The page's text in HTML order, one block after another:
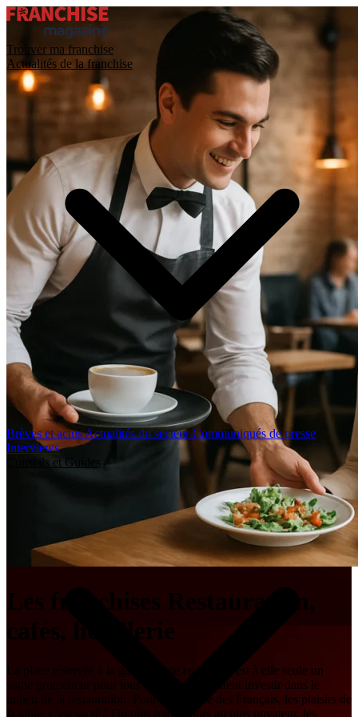
Trouver ma franchise
Actualités de la franchise
Brèves et actusActualités du secteurCommuniqués de presse
Interviews
Conseils et Guides
Les franchises Restauration,
cafés, hôtellerie
La place réservée à la gastronomie en France est à elle seule un
signe prometteur pour tous ceux qui souhaitent investir dans le
milieu de la restauration. Pour la majorité des Français, les plaisirs de
la table, c’est sacré ! Du plus traditionnel au plus novateur, les